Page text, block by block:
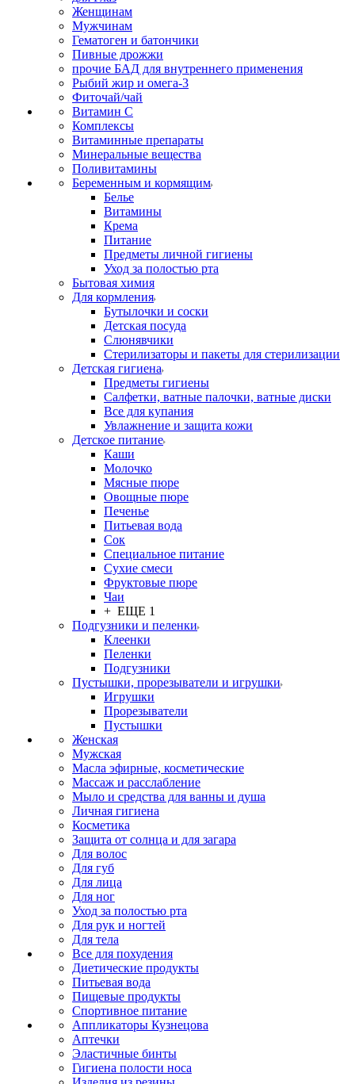
Женщинам
Мужчинам
Гематоген и батончики
Пивные дрожжи
прочие БАД для внутреннего применения
Рыбий жир и омега-3
Фиточай/чай
Витамин С
Комплексы
Витаминные препараты
Минеральные вещества
Поливитамины
Беременным и кормящим
Белье
Витамины
Крема
Питание
Предметы личной гигиены
Уход за полостью рта
Бытовая химия
Для кормления
Бутылочки и соски
Детская посуда
Слюнявчики
Стерилизаторы и пакеты для стерилизации
Детская гигиена
Предметы гигиены
Салфетки, ватные палочки, ватные диски
Все для купания
Увлажнение и защита кожи
Детское питание
Каши
Молочко
Мясные пюре
Овощные пюре
Печенье
Питьевая вода
Сок
Специальное питание
Сухие смеси
Фруктовые пюре
Чаи
+ ЕЩЕ 1
Подгузники и пеленки
Клеенки
Пеленки
Подгузники
Пустышки, прорезыватели и игрушки
Игрушки
Прорезыватели
Пустышки
Женская
Мужская
Масла эфирные, косметические
Массаж и расслабление
Мыло и средства для ванны и душа
Личная гигиена
Косметика
Защита от солнца и для загара
Для волос
Для губ
Для лица
Для ног
Уход за полостью рта
Для рук и ногтей
Для тела
Все для похудения
Диетические продукты
Питьевая вода
Пищевые продукты
Спортивное питание
Аппликаторы Кузнецова
Аптечки
Эластичные бинты
Гигиена полости носа